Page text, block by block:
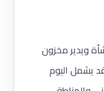
ويدير مخزون
يشمل اليوم